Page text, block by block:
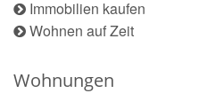
Immobilien kaufen
Wohnen auf Zeit
Wohnungen